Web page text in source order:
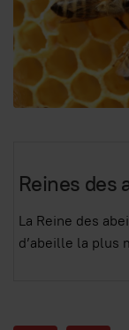
Reines des
La Reine des
d’abeille la plus